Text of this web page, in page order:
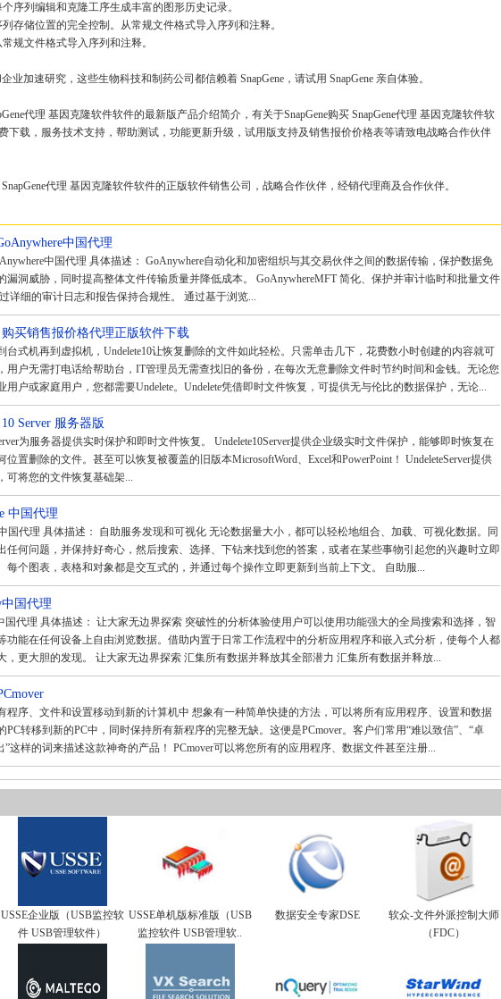
序列编辑和克隆工序生成丰富的图形历史记录。
存储位置的完全控制。从常规文件格式导入序列和注释。
常规文件格式导入序列和注释。
业加速研究，这些生物科技和制药公司都信赖着 SnapGene，请试用 SnapGene 亲自体验。
代理 基因克隆软件软件的最新版产品介绍简介，有关于SnapGene购买 SnapGene代理 基因克隆软件软
下载，服务技术支持，帮助测试，功能更新升级，试用版支持及销售报价价格表等请致电战略合作伙伴
SnapGene代理 基因克隆软件软件的正版软件销售公司，战略合作伙伴，经销代理商及合作伙伴。
中国代理
中国代理 具体描述： GoAnywhere自动化和加密组织与其交易伙伴之间的数据传输，保护数据免
漏洞威胁，同时提高整体文件传输质量并降低成本。 GoAnywhereMFT 简化、保护并审计临时和批量文件
详细的审计日志和报告保持合规性。 通过基于浏览...
购买销售报价格代理正版软件下载
台式机再到虚拟机，Undelete10让恢复删除的文件如此轻松。只需单击几下，花费数小时创建的内容就可
用户无需打电话给帮助台，IT管理员无需查找旧的备份，在每次无意删除文件时节约时间和金钱。无论您
用户或家庭用户，您都需要Undelete。Undelete凭借即时文件恢复，可提供无与伦比的数据保护，无论...
10 Server 服务器版
为服务器提供实时保护和即时文件恢复。 Undelete10Server提供企业级实时文件保护，能够即时恢复在
位置删除的文件。甚至可以恢复被覆盖的旧版本MicrosoftWord、Excel和PowerPoint！ UndeleteServer提供
可将您的文件恢复基础架...
中国代理
国代理 具体描述： 自助服务发现和可视化 无论数据量大小，都可以轻松地组合、加载、可视化数据。同
任何问题，并保持好奇心，然后搜索、选择、下钻来找到您的答案，或者在某些事物引起您的兴趣时立即
每个图表，表格和对象都是交互式的，并通过每个操作立即更新到当前上下文。 自助服...
国代理
国代理 具体描述： 让大家无边界探索 突破性的分析体验使用户可以使用功能强大的全局搜索和选择，智
功能在任何设备上自由浏览数据。借助内置于日常工作流程中的分析应用程序和嵌入式分析，使每个人都
，更大胆的发现。 让大家无边界探索 汇集所有数据并释放其全部潜力 汇集所有数据并释放...
程序、文件和设置移动到新的计算机中 想象有一种简单快捷的方法，可以将所有应用程序、设置和数据
PC转移到新的PC中，同时保持所有新程序的完整无缺。这便是PCmover。客户们常用“难以致信”、“卓
”这样的词来描述这款神奇的产品！ PCmover可以将您所有的应用程序、数据文件甚至注册...
USSE企业版（USB监控软
件 USB管理软件）
USSE单机版标准版（USB
监控软件 USB管理软..
数据安全专家DSE
软众-文件外派控制大师
（FDC）